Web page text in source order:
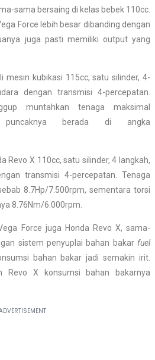
sama bersaing di kelas bebek 110cc.
Force lebih besar dibanding dengan
juga pasti memiliki output yang
mesin kubikasi 115cc, satu silinder, 4-
dengan transmisi 4-percepatan.
muntahkan tenaga maksimal
puncaknya berada di angka
Revo X 110cc, satu silinder, 4 langkah,
transmisi 4-percepatan. Tenaga
8.7Hp/7.500rpm, sementara torsi
8.76Nm/6.000rpm.
Force juga Honda Revo X, sama-
sistem penyuplai bahan bakar fuel
bahan bakar jadi semakin irit.
Revo X konsumsi bahan bakarnya